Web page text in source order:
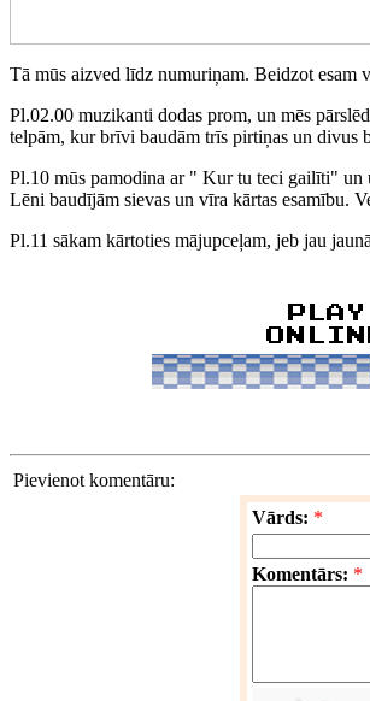
Tā mūs aizved līdz numuriņam. Beidzot esam
Pl.02.00 muzikanti dodas prom, un mēs
telpām, kur brīvi baudām trīs pirtiņas un divus
Pl.10 mūs pamodina ar " Kur tu teci gailīti" un
Lēni baudījām sievas un vīra kārtas esamību.
Pl.11 sākam kārtoties mājupceļam, jeb jau
Pievienot komentāru:
Vārds: *
Komentārs: *